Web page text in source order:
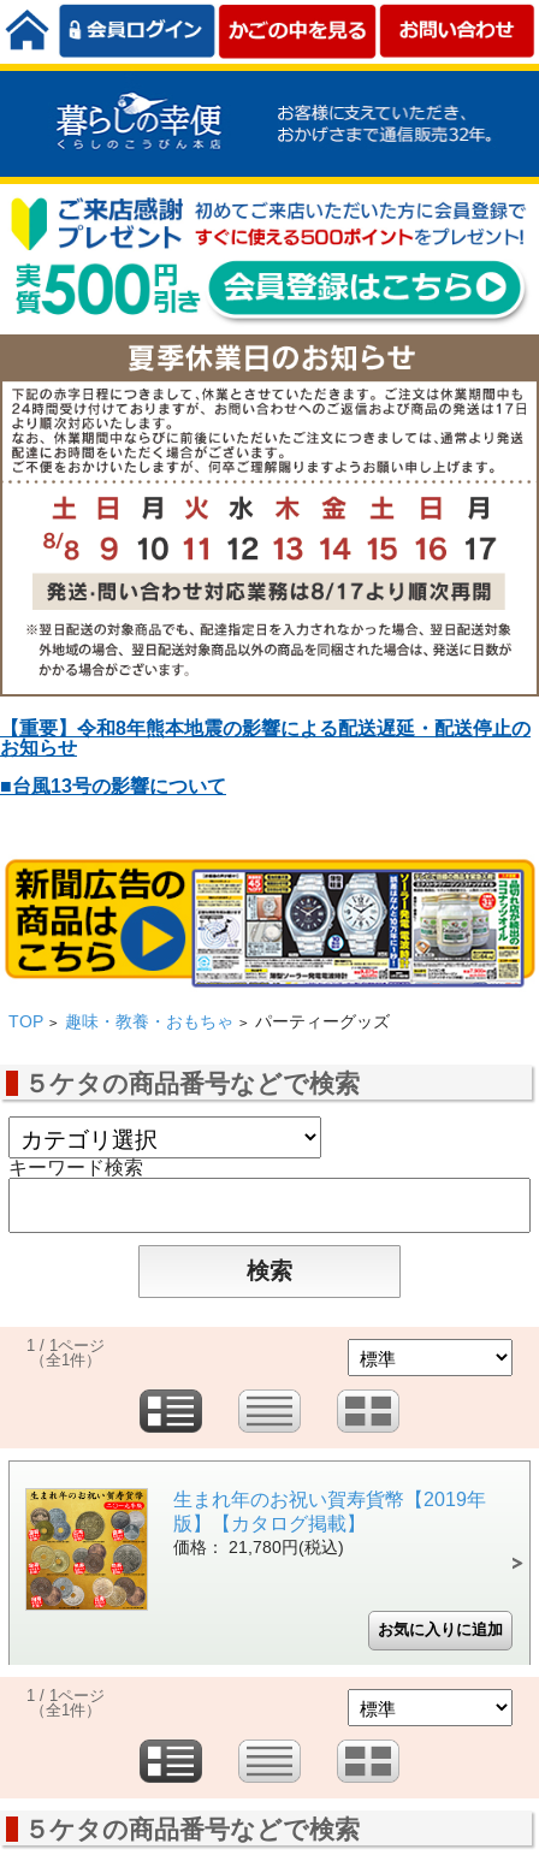
【重要】令和8年熊本地震の影響による配送遅延・配送停止の
お知らせ
■台風13号の影響について
TOP > 趣味・教養・おもちゃ > パーティーグッズ
５ケタの商品番号などで検索
キーワード検索
1 / 1ページ
（全1件）
生まれ年のお祝い賀寿貨幣【2019年
版】【カタログ掲載】
価格： 21,780円(税込)
1 / 1ページ
（全1件）
５ケタの商品番号などで検索